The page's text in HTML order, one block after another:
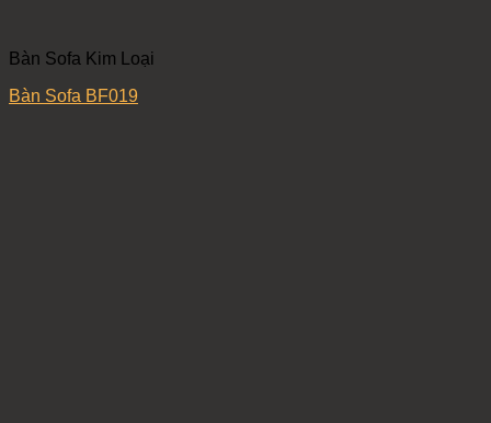
Bàn Sofa Kim Loại
Bàn Sofa BF019